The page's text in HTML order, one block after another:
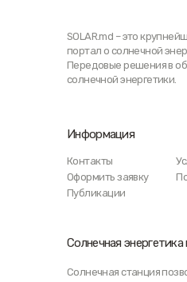
SOLAR.md – это
портал о солнечной
Передовые решения в
солнечной энергетики.
Информация
Контакты
Оформить заявку
Публикации
Солнечная
Солнечная станция